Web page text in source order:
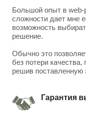
Большой опыт в web-
сложности дает мне
возможность
решение.
Обычно это
без потери
решив поставленную
Гарантия